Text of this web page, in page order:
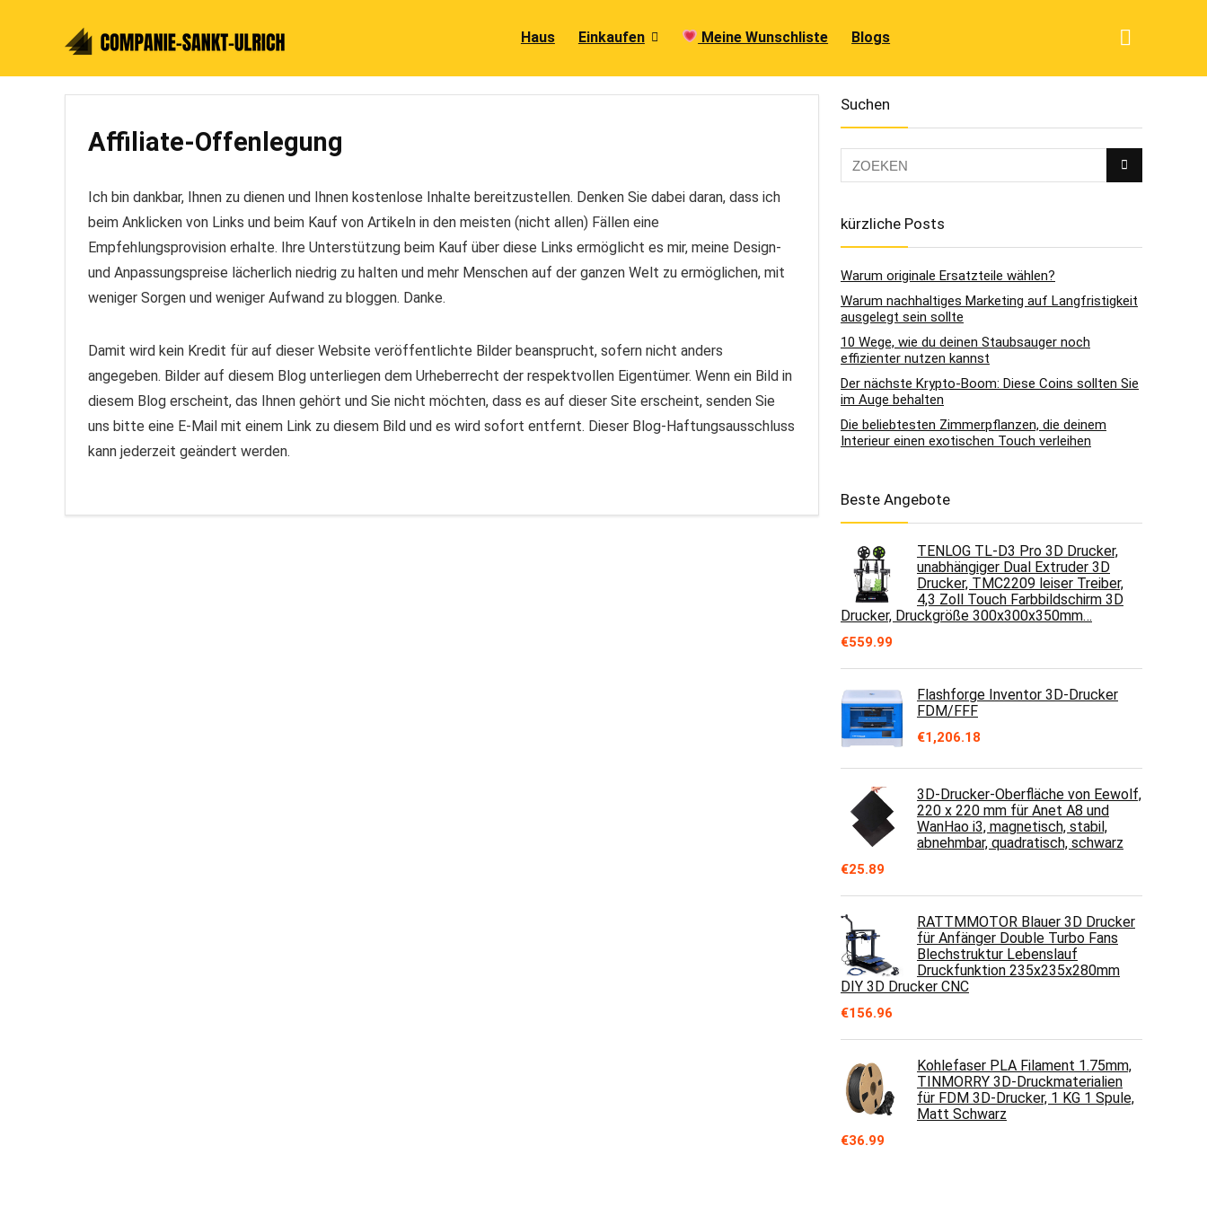
Haus Einkaufen Meine Wunschliste Blogs
Affiliate-Offenlegung
Ich bin dankbar, Ihnen zu dienen und Ihnen kostenlose Inhalte bereitzustellen. Denken Sie dabei daran, dass ich
beim Anklicken von Links und beim Kauf von Artikeln in den meisten (nicht allen) Fällen eine
Empfehlungsprovision erhalte. Ihre Unterstützung beim Kauf über diese Links ermöglicht es mir, meine Design-
und Anpassungspreise lächerlich niedrig zu halten und mehr Menschen auf der ganzen Welt zu ermöglichen, mit
weniger Sorgen und weniger Aufwand zu bloggen. Danke.
Damit wird kein Kredit für auf dieser Website veröffentlichte Bilder beansprucht, sofern nicht anders
angegeben. Bilder auf diesem Blog unterliegen dem Urheberrecht der respektvollen Eigentümer. Wenn ein Bild in
diesem Blog erscheint, das Ihnen gehört und Sie nicht möchten, dass es auf dieser Site erscheint, senden Sie
uns bitte eine E-Mail mit einem Link zu diesem Bild und es wird sofort entfernt. Dieser Blog-Haftungsausschluss
kann jederzeit geändert werden.
Suchen
kürzliche Posts
Warum originale Ersatzteile wählen?
Warum nachhaltiges Marketing auf Langfristigkeit
ausgelegt sein sollte
10 Wege, wie du deinen Staubsauger noch
effizienter nutzen kannst
Der nächste Krypto-Boom: Diese Coins sollten Sie
im Auge behalten
Die beliebtesten Zimmerpflanzen, die deinem
Interieur einen exotischen Touch verleihen
Beste Angebote
TENLOG TL-D3 Pro 3D Drucker,
unabhängiger Dual Extruder 3D
Drucker, TMC2209 leiser Treiber,
4,3 Zoll Touch Farbbildschirm 3D
Drucker, Druckgröße 300x300x350mm…
€559.99
Flashforge Inventor 3D-Drucker
FDM/FFF
€1,206.18
3D-Drucker-Oberfläche von Eewolf,
220 x 220 mm für Anet A8 und
WanHao i3, magnetisch, stabil,
abnehmbar, quadratisch, schwarz
€25.89
RATTMMOTOR Blauer 3D Drucker
für Anfänger Double Turbo Fans
Blechstruktur Lebenslauf
Druckfunktion 235x235x280mm
DIY 3D Drucker CNC
€156.96
Kohlefaser PLA Filament 1.75mm,
TINMORRY 3D-Druckmaterialien
für FDM 3D-Drucker, 1 KG 1 Spule,
Matt Schwarz
€36.99